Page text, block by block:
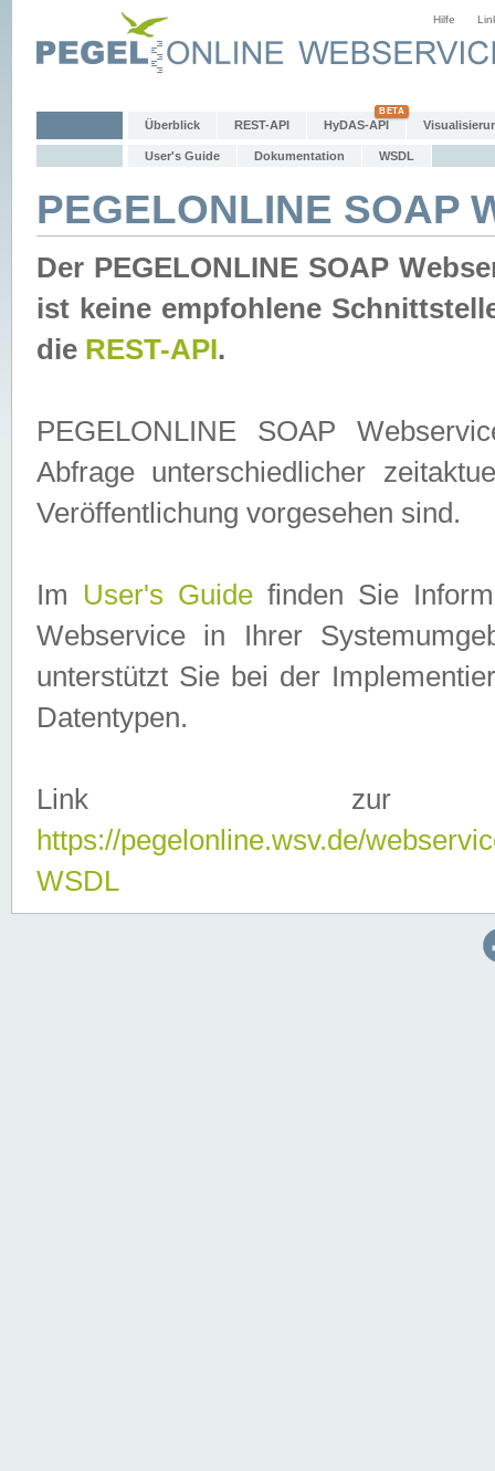
Hilfe
Überblick REST-API HyDAS-API
User's Guide Dokumentation WSDL
PEGELONLINE SOAP
Der PEGELONLINE SOAP
ist keine empfohlene
die REST-API.
PEGELONLINE SOAP
Abfrage unterschiedlicher
Veröffentlichung vorgesehen sind.
Im User's Guidefinden Sie
Webservice in Ihrer
unterstützt Sie bei der
Datentypen.
Link zur
https://pegelonline.wsv.de/
WSDL